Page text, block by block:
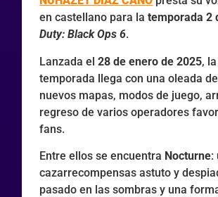
en castellano para latemporada 2
Duty: Black Ops 6.
Lanzada el28 de enero de 2025,
temporada llega con una oleada
nuevos mapas, modos de juego,
regreso de varios operadores
fans.
Entre ellos se encuentra Nocturne:
cazarrecompensas astuto y
pasado en las sombras y una